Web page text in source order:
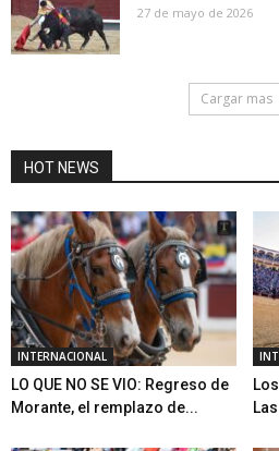
27 de mayo de 2026
Cargar mas
HOT NEWS
INTERNACIONAL
LO QUE NO SE VIO: Regreso de
Morante, el remplazo de...